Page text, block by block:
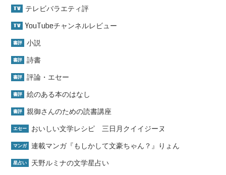
TV テレビバラエティ評
TV YouTubeチャンネルレビュー
書評 小説
書評 詩書
書評 評論・エセー
書評 絵のある本のはなし
書評 親御さんのための読書講座
エセー おいしい文学レシピ 三日月クイイジーヌ
マンガ 連載マンガ『もしかして文豪ちゃん？』りょん
星占い 天野ルミナの文学星占い